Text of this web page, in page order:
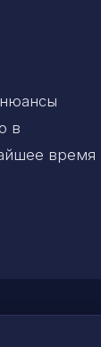
в
время